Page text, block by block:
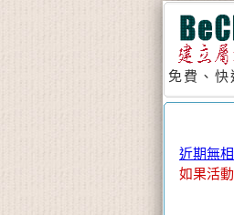
免費、
近期無
如果活